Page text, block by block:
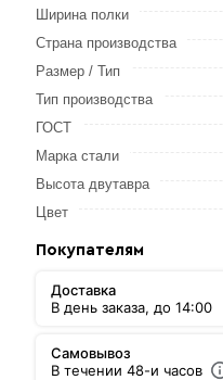
Ширина полки
Страна производства
Размер / Тип
Тип производства
ГОСТ
Марка стали
Высота двутавра
Цвет
Покупателям
Доставка
В день заказа, до 14:00
Самовывоз
В течении 48-и часов